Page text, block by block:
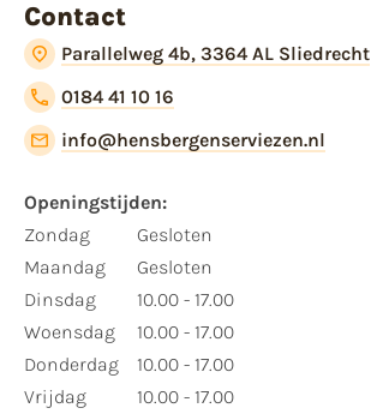
Contact
Parallelweg 4b, 3364 AL Sliedrecht
0184 41 10 16
info@hensbergenserviezen.nl
Openingstijden:
Zondag
Maandag
Dinsdag
Woensdag
Donderdag
Vrijdag
Gesloten
Gesloten
10.00 - 17.00
10.00 - 17.00
10.00 - 17.00
10.00 - 17.00